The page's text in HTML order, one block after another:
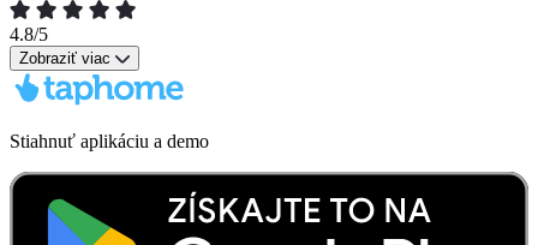
4.8/5
Zobraziť viac
Stiahnuť aplikáciu a demo